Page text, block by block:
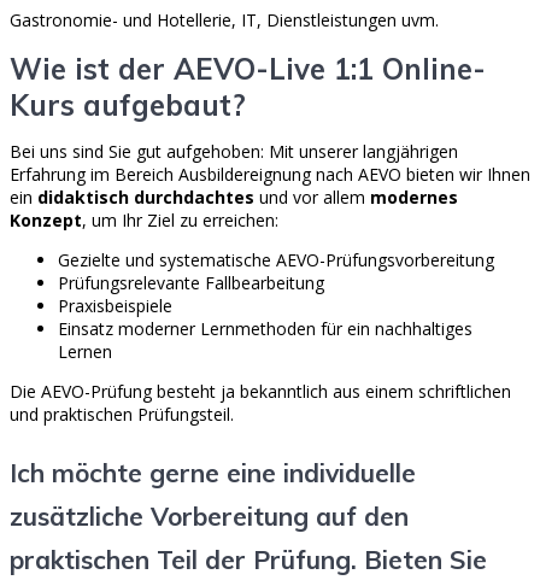
Gastronomie- und Hotellerie, IT, Dienstleistungen uvm.
Wie ist der AEVO-Live 1:1 Online-
Kurs aufgebaut?
Bei uns sind Sie gut aufgehoben: Mit unserer langjährigen
Erfahrung im Bereich Ausbildereignung nach AEVO bieten wir Ihnen
ein didaktisch durchdachtes und vor allem modernes
Konzept, um Ihr Ziel zu erreichen:
Gezielte und systematische AEVO-Prüfungsvorbereitung
Prüfungsrelevante Fallbearbeitung
Praxisbeispiele
Einsatz moderner Lernmethoden für ein nachhaltiges
Lernen
Die AEVO-Prüfung besteht ja bekanntlich aus einem schriftlichen
und praktischen Prüfungsteil.
Ich möchte gerne eine individuelle
zusätzliche Vorbereitung auf den
praktischen Teil der Prüfung. Bieten Sie